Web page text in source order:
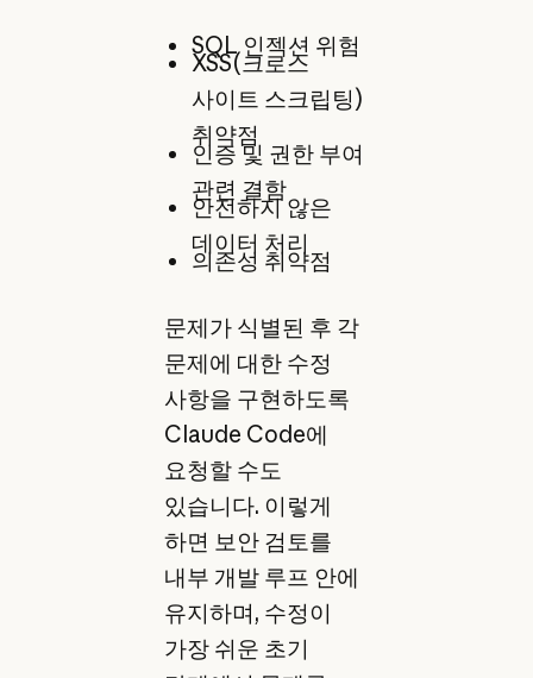
SQL 인젝션 위험
XSS(크로스
사이트 스크립팅)
취약점
인증 및 권한 부여
관련 결함
안전하지 않은
데이터 처리
의존성 취약점
문제가 식별된 후 각
문제에 대한 수정
사항을 구현하도록
Claude Code에
요청할 수도
있습니다. 이렇게
하면 보안 검토를
내부 개발 루프 안에
유지하며, 수정이
가장 쉬운 초기